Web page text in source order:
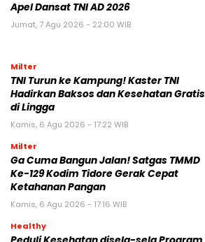
Apel Dansat TNI AD 2026
Jumat, 7 Agu 2026 - 22:00 WIB
Milter
TNI Turun ke Kampung! Kaster TNI
Hadirkan Baksos dan Kesehatan Gratis
di Lingga
Kamis, 6 Agu 2026 - 17:22 WIB
Milter
Ga Cuma Bangun Jalan! Satgas TMMD
Ke-129 Kodim Tidore Gerak Cepat
Ketahanan Pangan
Kamis, 6 Agu 2026 - 17:16 WIB
Healthy